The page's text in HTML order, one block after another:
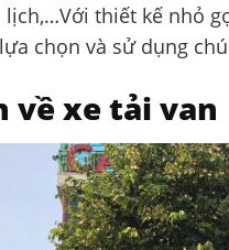
thiết kế nhỏ
chọn và sử dụng
về xe tải van